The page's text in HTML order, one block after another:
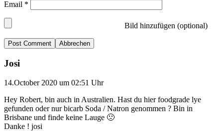
Email *
Bild hinzufügen (optional)
Abbrechen
Josi
14.October 2020 um 02:51 Uhr
Hey Robert, bin auch in Australien. Hast du hier foodgrade lye
gefunden oder nur bicarb Soda / Natron genommen ? Bin in
Brisbane und finde keine Lauge 🙁
Danke ! josi